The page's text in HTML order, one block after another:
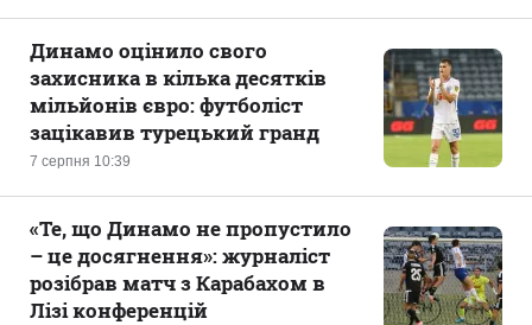
7 серпня 10:39
Динамо оцінило свого
захисника в кілька десятків
мільйонів євро: футболіст
зацікавив турецький гранд
«Те, що Динамо не пропустило
– це досягнення»: журналіст
розібрав матч з Карабахом в
Лізі конференцій